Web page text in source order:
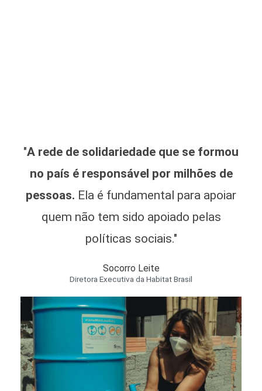
"A rede de solidariedade que se formou
no país é responsável por milhões de
pessoas. Ela é fundamental para apoiar
quem não tem sido apoiado pelas
políticas sociais."
Socorro Leite
Diretora Executiva da Habitat Brasil